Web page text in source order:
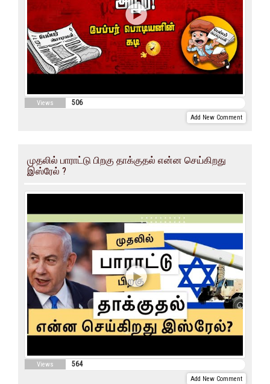
Views 506
Add New Comment
முதலில் பாராட்டு பிறகு தாக்குதல் என்ன செய்கிறது
இஸ்ரேல் ?
Views 564
Add New Comment